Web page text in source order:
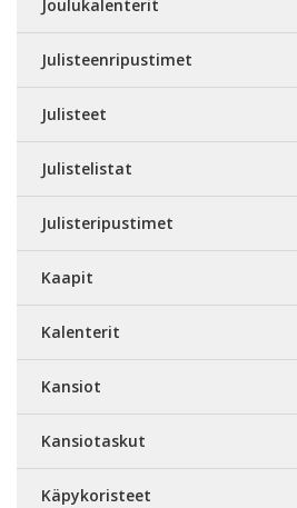
Joulukalenterit
Julisteenripustimet
Julisteet
Julistelistat
Julisteripustimet
Kaapit
Kalenterit
Kansiot
Kansiotaskut
Käpykoristeet